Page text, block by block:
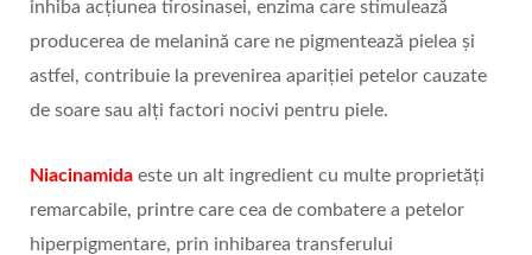
inhiba acțiunea tirosinasei, enzima care stimulează
producerea de melanină care ne pigmentează pielea și
astfel, contribuie la prevenirea apariției petelor cauzate
de soare sau alți factori nocivi pentru piele.
Niacinamida este un alt ingredient cu multe proprietăți
remarcabile, printre care cea de combatere a petelor
hiperpigmentare, prin inhibarea transferului